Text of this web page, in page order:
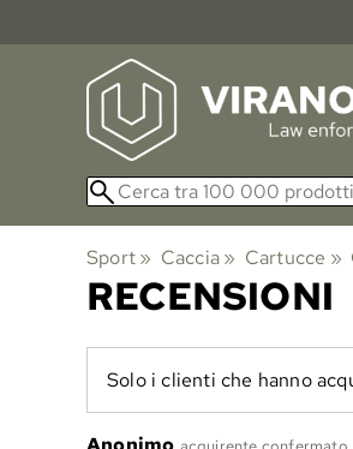
Sport‪» Caccia‪» Cartucce ‪»
RECENSIONI
Solo i clienti che hanno